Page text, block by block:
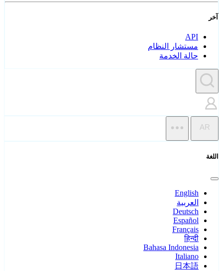
آخر
API
مستشار النظام
حالة الخدمة
AR
اللغة
English
العربية
Deutsch
Español
Français
हिन्दी
Bahasa Indonesia
Italiano
日本語